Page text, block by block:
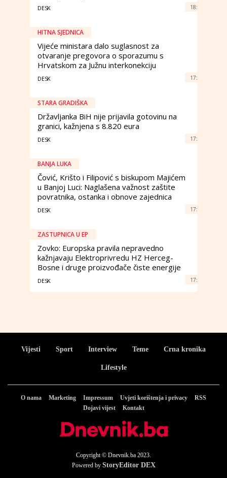
DESK 18:
HITNA SJEDNICA
Vijeće ministara dalo suglasnost za
otvaranje pregovora o sporazumu s
Hrvatskom za Južnu interkonekciju
DESK 17:
STARA GRADIŠKA
Državljanka BiH nije prijavila gotovinu na
granici, kažnjena s 8.820 eura
DESK 17:
BANJA LUKA
Čović, Krišto i Filipović s biskupom Majićem
u Banjoj Luci: Naglašena važnost zaštite
povratnika, ostanka i obnove zajednica
DESK 17:
ZASTUPNICA U EP
Zovko: Europska pravila nepravedno
kažnjavaju Elektroprivredu HZ Herceg-
Bosne i druge proizvođače čiste energije
DESK 17:
Vijesti Sport Interview Teme Crna kronika
Lifestyle
O nama Marketing Impressum Uvjeti korištenja i privacy
RSS
Dojavi vijest
Kontakt
Copyright © Dnevnik.ba 2023.
Powered by StoryEditor DEX